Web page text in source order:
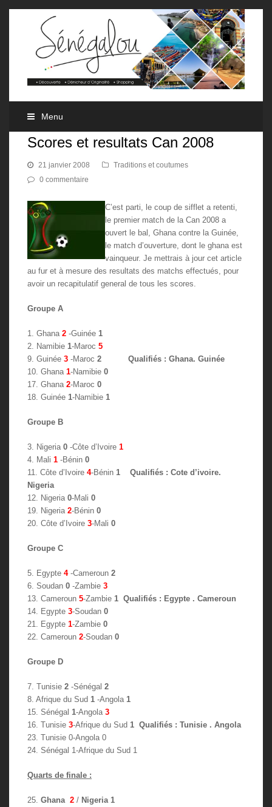
Menu
Scores et resultats Can 2008
21 janvier 2008
Traditions et coutumes
0 commentaire
C’est parti, le coup de sifflet a retenti,
le premier match de la Can 2008 a
ouvert le bal, Ghana contre la Guinée,
le match d’ouverture, dont le ghana est
vainqueur. Je mettrais à jour cet article
au fur et à mesure des resultats des matchs effectués, pour
avoir un recapitulatif general de tous les scores.
Groupe A
1. Ghana 2 -Guinée 1
2. Namibie 1-Maroc 5
9. Guinée 3 -Maroc 2 Qualifiés : Ghana. Guinée
10. Ghana 1-Namibie 0
17. Ghana 2-Maroc 0
18. Guinée 1-Namibie 1
Groupe B
3. Nigeria 0 -Côte d’Ivoire 1
4. Mali 1 -Bénin 0
11. Côte d’Ivoire 4-Bénin 1 Qualifiés : Cote d’ivoire.
Nigeria
12. Nigeria 0-Mali 0
19. Nigeria 2-Bénin 0
20. Côte d’Ivoire 3-Mali 0
Groupe C
5. Egypte 4-Cameroun 2
6. Soudan 0 -Zambie 3
13. Cameroun 5-Zambie 1 Qualifiés : Egypte . Cameroun
14. Egypte 3-Soudan 0
21. Egypte 1-Zambie 0
22. Cameroun 2-Soudan 0
Groupe D
7. Tunisie 2 -Sénégal 2
8. Afrique du Sud 1 -Angola 1
15. Sénégal 1-Angola 3
16. Tunisie 3-Afrique du Sud 1 Qualifiés : Tunisie . Angola
23. Tunisie 0-Angola 0
24. Sénégal 1-Afrique du Sud 1
Quarts de finale :
25. Ghana 2 / Nigeria 1